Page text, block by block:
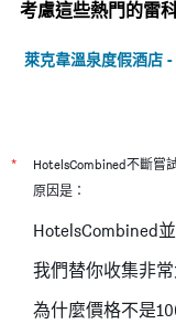
考慮這些熱門的雷
萊克韋溫泉度假酒店
* HotelsCombined不斷嘗
原因是：
HotelsCombined
我們替你收集非
為什麼價格不是